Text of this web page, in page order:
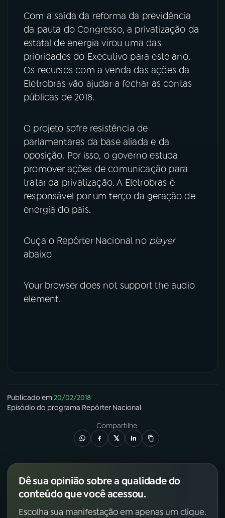
Com a saída da reforma da previdência
da pauta do Congresso, a privatização da
estatal de energia virou uma das
prioridades do Executivo para este ano.
Os recursos com a venda das ações da
Eletrobras vão ajudar a fechar as contas
públicas de 2018.
O projeto sofre resistência de
parlamentares da base aliada e da
oposição. Por isso, o governo estuda
promover ações de comunicação para
tratar da privatização. A Eletrobras é
responsável por um terço da geração de
energia do país.
Ouça o Repórter Nacional noplayer
abaixo
Your browser does not support the audio
element.
Publicado em20/02/2018
Episódio do programa Repórter Nacional
Compartilhe
Dê sua opinião sobre a qualidade do
conteúdo que você acessou.
Escolha sua manifestação em apenas um clique.